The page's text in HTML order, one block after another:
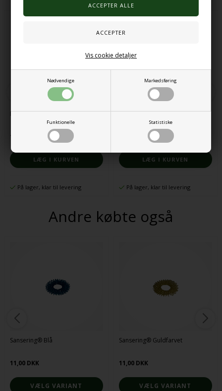
Nødvendige Markedsføring
Funktionelle Statistiske
Vis cookie detaljer
Mini-kalejdoskop
12,00 DKK
På lager, klar til levering
Twist blocks 3stk
56,00 DKK
På lager, klar til levering
Andre købte også
Sansering® Blå
11,00 DKK
VÆLG VARIANT
Sansering® Guldfarvet
11,00 DKK
VÆLG VARIANT